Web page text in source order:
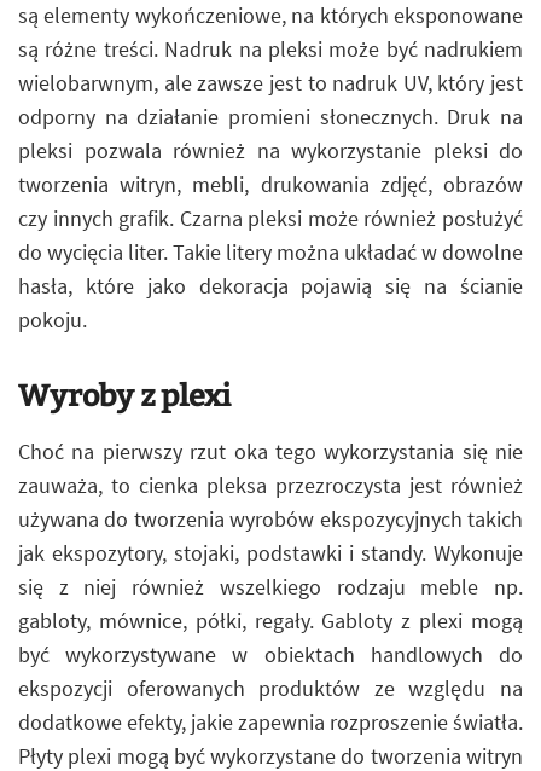
są elementy wykończeniowe, na których eksponowane
są różne treści. Nadruk na pleksi może być nadrukiem
wielobarwnym, ale zawsze jest to nadruk UV, który jest
odporny na działanie promieni słonecznych. Druk na
pleksi pozwala również na wykorzystanie pleksi do
tworzenia witryn, mebli, drukowania zdjęć, obrazów
czy innych grafik. Czarna pleksi może również posłużyć
do wycięcia liter. Takie litery można układać w dowolne
hasła, które jako dekoracja pojawią się na ścianie
pokoju.
Wyroby z plexi
Choć na pierwszy rzut oka tego wykorzystania się nie
zauważa, to cienka pleksa przezroczysta jest również
używana do tworzenia wyrobów ekspozycyjnych takich
jak ekspozytory, stojaki, podstawki i standy. Wykonuje
się z niej również wszelkiego rodzaju meble np.
gabloty, mównice, półki, regały. Gabloty z plexi mogą
być wykorzystywane w obiektach handlowych do
ekspozycji oferowanych produktów ze względu na
dodatkowe efekty, jakie zapewnia rozproszenie światła.
Płyty plexi mogą być wykorzystane do tworzenia witryn